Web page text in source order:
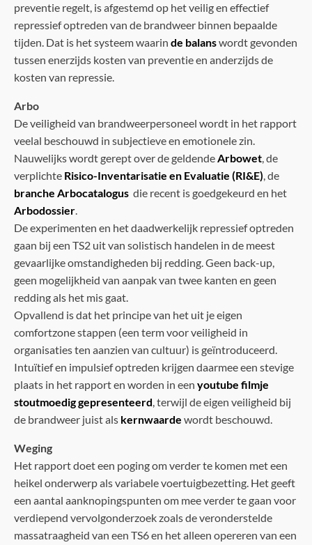
preventie regelt, is afgestemd op het veilig en effectief
repressief optreden van de brandweer binnen bepaalde
tijden. Dat is het systeem waarin de balanswordt gevonden
tussen enerzijds kosten van preventie en anderzijds de
kosten van repressie.
Arbo
De veiligheid van brandweerpersoneel wordt in het rapport
veelal beschouwd in subjectieve en emotionele zin.
Nauwelijks wordt gerept over de geldendeArbowet, de
verplichte Risico-Inventarisatie en Evaluatie (RI&E), de
branche Arbocatalogus die recent is goedgekeurd en het
Arbodossier.
De experimenten en het daadwerkelijk repressief optreden
gaan bij een TS2 uit van solistisch handelen in de meest
gevaarlijke omstandigheden bij redding. Geen back-up,
geen mogelijkheid van aanpak van twee kanten en geen
redding als het mis gaat.
Opvallend is dat het principe van het uit je eigen
comfortzone stappen (een term voor veiligheid in
organisaties ten aanzien van cultuur) is geïntroduceerd.
Intuïtief en impulsief optreden krijgen daarmee een stevige
plaats in het rapport en worden in een youtube filmje
stoutmoedig gepresenteerd, terwijl de eigen veiligheid bij
de brandweer juist als kernwaarde wordt beschouwd.
Weging
Het rapport doet een poging om verder te komen met een
heikel onderwerp als variabele voertuigbezetting. Het geeft
een aantal aanknopingspunten om mee verder te gaan voor
verdiepend vervolgonderzoek zoals de veronderstelde
massatraagheid van een TS6 en het alleen opereren van een